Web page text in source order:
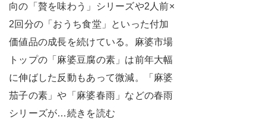
向の「贅を味わう」シリーズや2人前×
2回分の「おうち食堂」といった付加
価値品の成長を続けている。麻婆市場
トップの「麻婆豆腐の素」は前年大幅
に伸ばした反動もあって微減。「麻婆
茄子の素」や「麻婆春雨」などの春雨
シリーズが…続きを読む